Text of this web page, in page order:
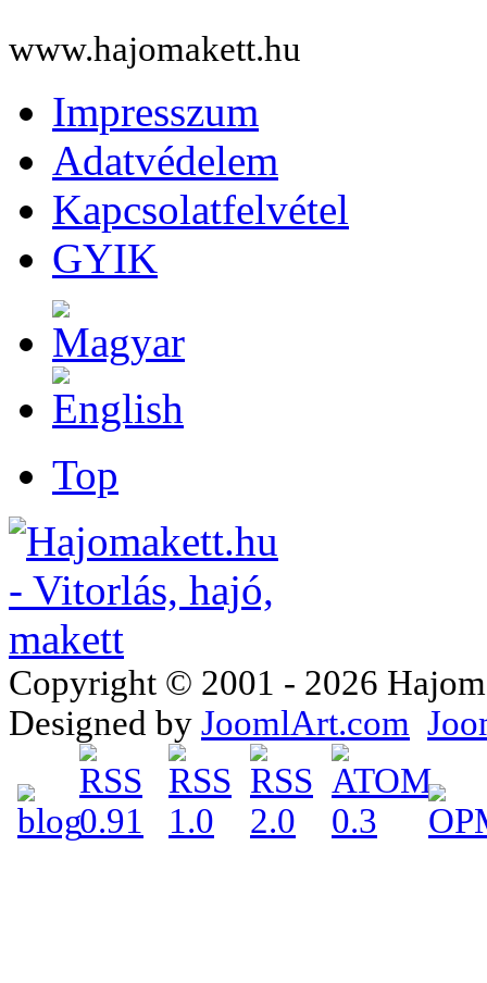
www.hajomakett.hu
Impresszum
Adatvédelem
Kapcsolatfelvétel
GYIK
Top
Copyright © 2001 - 2026
Designed by JoomlArt.com